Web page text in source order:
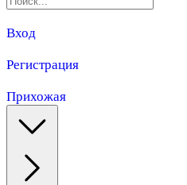
Вход
Регистрация
Прихожая